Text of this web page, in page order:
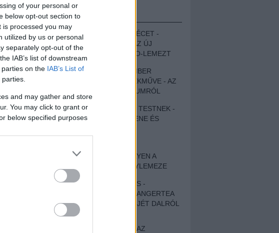
of your personal or
below opt-out section to
processed you may
utilized by us or personal
separately opt-out of the
IAB’s list of downstream
on the IAB’s List of
and may gather and store
You may click to grant or
below specified purposes
a
a
EZT HALLGASD!
MEGUGROTTÁK A LÉCET -
MEGHALLGATTUK AZ ÚJ
PROTEST THE HERO-LEMEZT
EGY DÜHÖS VÉNEMBER
UNIVERZÁLIS REMEKMŰVE - AZ
ÚJ BOB DYLAN-ALBUMRÓL
ZENE LÉLEKNEK ÉS TESTNEK -
AUTENTIKUS NÉPZENE ÉS
SZOMORKODÁS - ILYEN A
KATATONIA ÚJ NAGYLEMEZE
CROCODILE NERVES -
HALLGASD MEG AZ ANGERTEA
MA MEGJELENT EP-JÉT DALRÓL
DALRA!
A FELELŐSSÉGTŐL AZ